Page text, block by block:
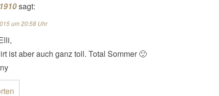
sagt:
um 20:58 Uhr
ist aber auch ganz toll. Total Sommer 🙂